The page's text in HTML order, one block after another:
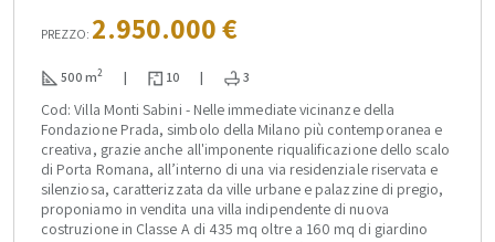
PREZZO: 2.950.000 €
500 m2 | 10 | 3
Cod: Villa Monti Sabini - Nelle immediate vicinanze della
Fondazione Prada, simbolo della Milano più contemporanea e
creativa, grazie anche all'imponente riqualificazione dello scalo
di Porta Romana, all’interno di una via residenziale riservata e
silenziosa, caratterizzata da ville urbane e palazzine di pregio,
proponiamo in vendita una villa indipendente di nuova
costruzione in Classe A di 435 mq oltre a 160 mq di giardino